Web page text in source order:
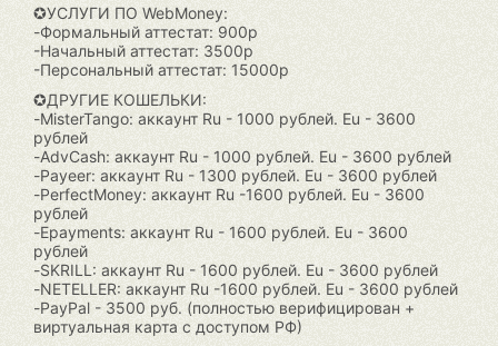
✪УСЛУГИ ПО WebMoney:
-Формальный аттестат: 900р
-Начальный аттестат: 3500р
-Персональный аттестат: 15000р
✪ДРУГИЕ КОШЕЛЬКИ:
-MisterTango: аккаунт Ru - 1000 рублей. Eu - 3600
рублей
-AdvCash: аккаунт Ru - 1000 рублей. Eu - 3600 рублей
-Payeer: аккаунт Ru - 1300 рублей. Eu - 3600 рублей
-PerfectMoney: аккаунт Ru -1600 рублей. Eu - 3600
рублей
-Epayments: аккаунт Ru - 1600 рублей. Eu - 3600
рублей
-SKRILL: аккаунт Ru - 1600 рублей. Eu - 3600 рублей
-NETELLER: аккаунт Ru -1600 рублей. Eu - 3600 рублей
-PayPal - 3500 руб. (полностью верифицирован +
виртуальная карта с доступом РФ)